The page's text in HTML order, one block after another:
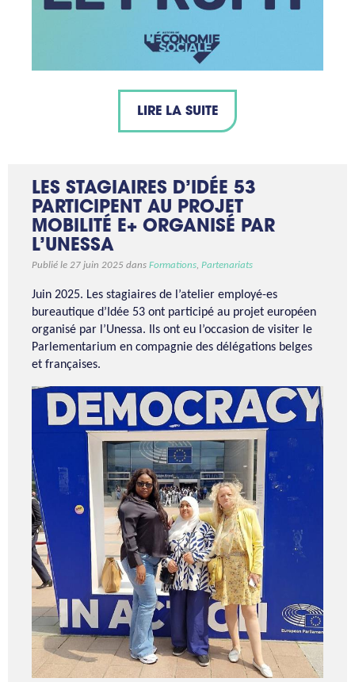
LIRE LA SUITE
LES STAGIAIRES D’IDÉE 53
PARTICIPENT AU PROJET
MOBILITÉ E+ ORGANISÉ PAR
L’UNESSA
Publié le 27 juin 2025 dans Formations, Partenariats
Juin 2025. Les stagiaires de l’atelier employé-es
bureautique d’Idée 53 ont participé au projet européen
organisé par l’Unessa. Ils ont eu l’occasion de visiter le
Parlementarium en compagnie des délégations belges
et françaises.